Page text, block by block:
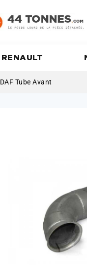
RENAULT
DAF Tube Avant